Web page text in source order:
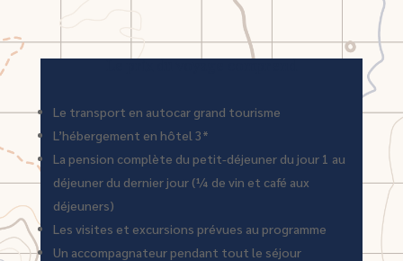
Le transport en autocar grand tourisme
L’hébergement en hôtel 3*
La pension complète du petit-déjeuner du jour 1 au
déjeuner du dernier jour (¼ de vin et café aux
déjeuners)
Les visites et excursions prévues au programme
Un accompagnateur pendant tout le séjour